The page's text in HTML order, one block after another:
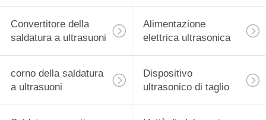
Convertitore della
saldatura a ultrasuoni
Alimentazione
elettrica ultrasonica
corno della saldatura
a ultrasuoni
Dispositivo
ultrasonico di taglio